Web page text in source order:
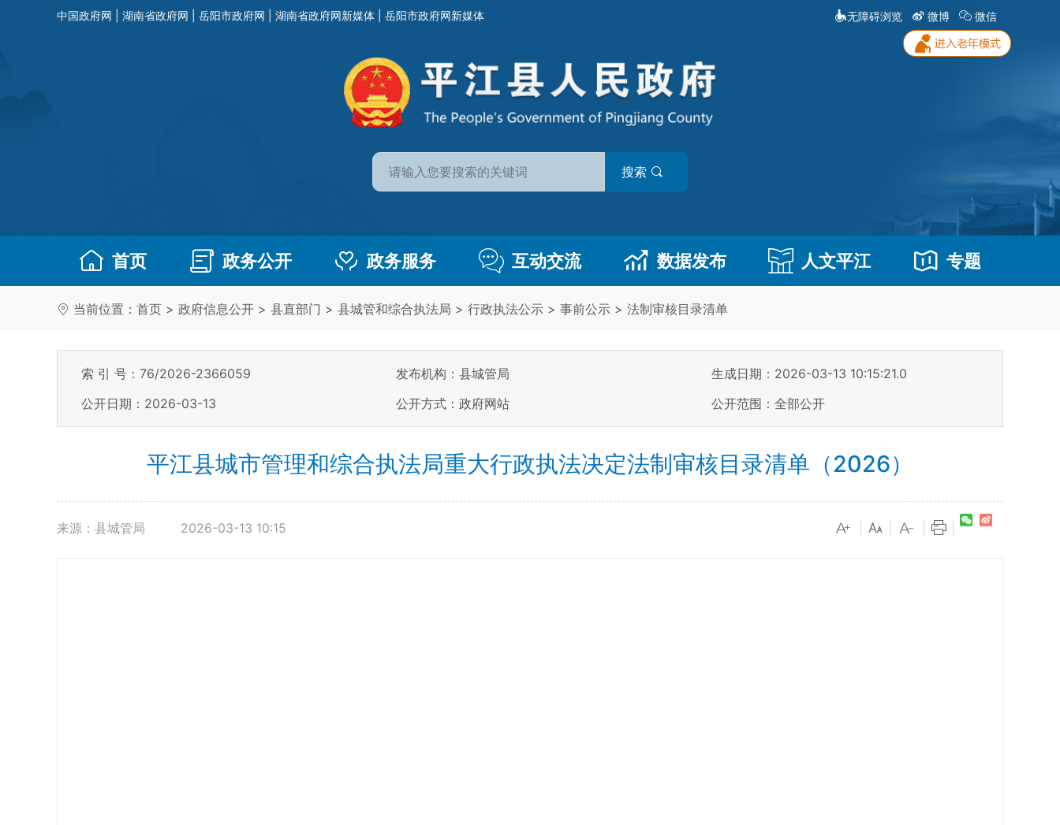
中国政府网 湖南省政府网 岳阳市政府网 湖南省政府网新媒体 岳阳市政府网新媒体 无障碍浏览 微博 微信
搜索
首页 政务公开 政务服务 互动交流 数据发布 人文平江 专题
当前位置： 首页 > 政府信息公开 > 县直部门 > 县城管和综合执法局 > 行政执法公示 > 事前公示 > 法制审核目录清单
索 引 号：76/2026-2366059 发布机构：县城管局
生成日期：2026-03-13 10:15:21.0
公开日期：2026-03-13
公开方式：政府网站 公开范围：全部公开
平江县城市管理和综合执法局重大行政执法决定法制审核目录清单（2026）
来源：县城管局 2026-03-13 10:15